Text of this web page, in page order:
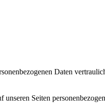
Daten
Seiten